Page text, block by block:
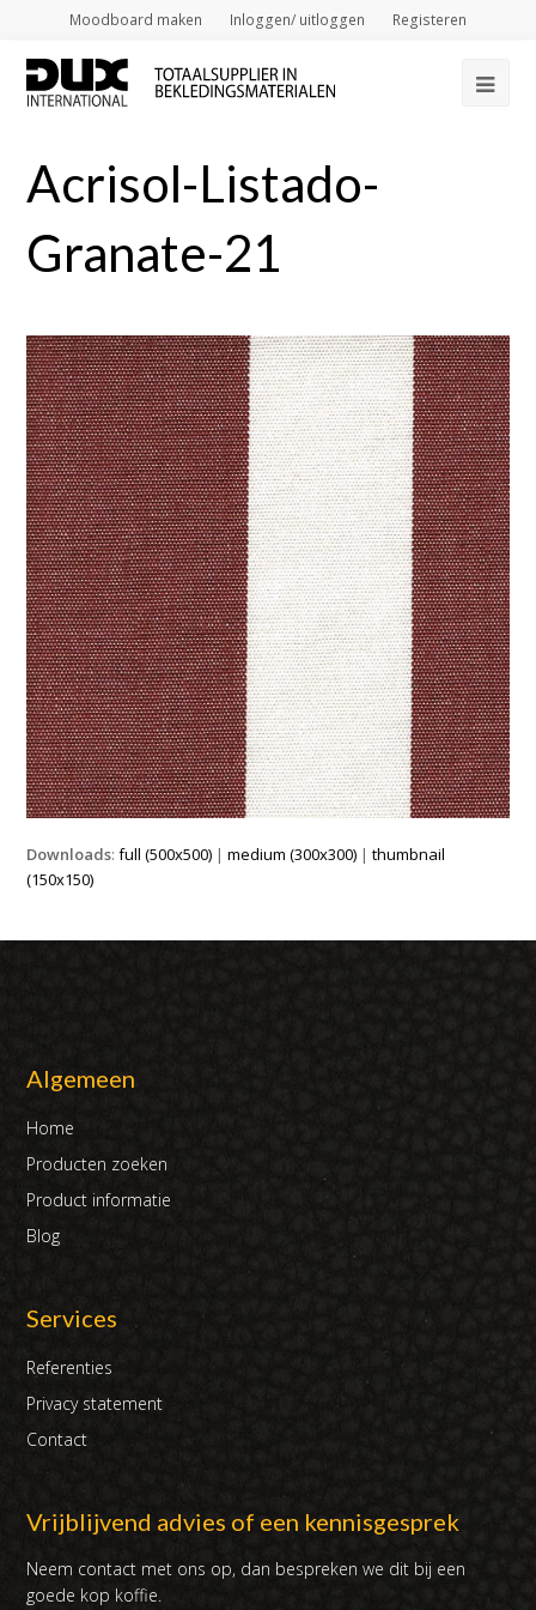
Moodboard maken Inloggen/ uitloggen Registeren
Acrisol-Listado-
Granate-21
Downloads:full (500x500) |medium (300x300) |thumbnail
(150x150)
Algemeen
Home
Producten zoeken
Product informatie
Blog
Services
Referenties
Privacy statement
Contact
Vrijblijvend advies of een kennisgesprek
Neem contact met ons op, dan bespreken we dit bij een
goede kop koffie.